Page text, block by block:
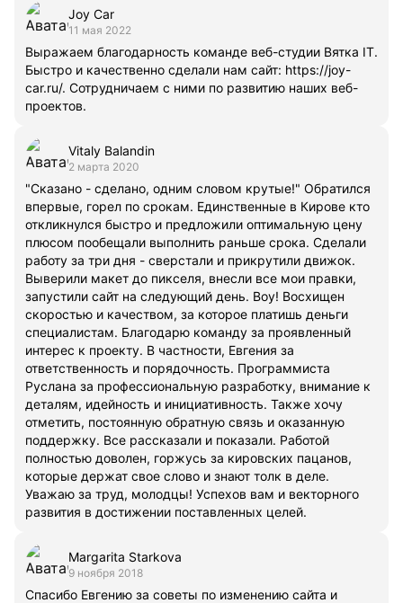
Joy Car
11 мая 2022
Выражаем благодарность команде веб-студии Вятка IT.
Быстро и качественно сделали нам сайт: https://joy-
car.ru/. Сотрудничаем с ними по развитию наших веб-
проектов.
Vitaly Balandin
2 марта 2020
"Сказано - сделано, одним словом крутые!" Обратился
впервые, горел по срокам. Единственные в Кирове кто
откликнулся быстро и предложили оптимальную цену
плюсом пообещали выполнить раньше срока. Сделали
работу за три дня - сверстали и прикрутили движок.
Выверили макет до пикселя, внесли все мои правки,
запустили сайт на следующий день. Воу! Восхищен
скоростью и качеством, за которое платишь деньги
специалистам. Благодарю команду за проявленный
интерес к проекту. В частности, Евгения за
ответственность и порядочность. Программиста
Руслана за профессиональную разработку, внимание к
деталям, идейность и инициативность. Также хочу
отметить, постоянную обратную связь и оказанную
поддержку. Все рассказали и показали. Работой
полностью доволен, горжусь за кировских пацанов,
которые держат свое слово и знают толк в деле.
Уважаю за труд, молодцы! Успехов вам и векторного
развития в достижении поставленных целей.
Margarita Starkova
9 ноября 2018
Спасибо Евгению за советы по изменению сайта и